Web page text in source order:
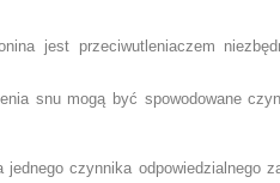
jest przeciwutleniaczem
snu mogą być spowodowane
czynnika odpowiedzialnego